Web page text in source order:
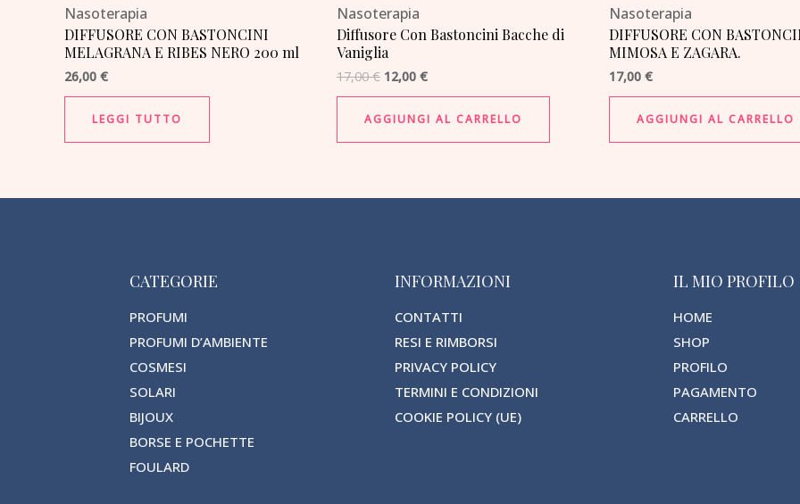
Nasoterapia
DIFFUSORE CON BASTONCINI
MELAGRANA E RIBES NERO 200 ml
26,00 €
LEGGI TUTTO
Nasoterapia
Diffusore Con Bastoncini Bacche di
Vaniglia
17,00€
17,00 €.
12,00 €
AGGIUNGI AL CARRELLO
Nasoterapia
DIFFUSORE CON
MIMOSA E ZAGARA.
17,00 €
AGGIUNGI AL CARRELLO
CATEGORIE
PROFUMI
PROFUMI D’AMBIENTE
COSMESI
SOLARI
BIJOUX
BORSE E POCHETTE
FOULARD
INFORMAZIONI
CONTATTI
RESI E RIMBORSI
PRIVACY POLICY
TERMINI E CONDIZIONI
COOKIE POLICY (UE)
IL MIO PROFILO
HOME
SHOP
PROFILO
PAGAMENTO
CARRELLO